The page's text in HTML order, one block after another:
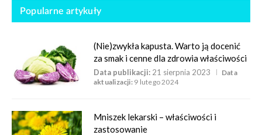
Popularne artykuły
(Nie)zwykła kapusta. Warto ją docenić
za smak i cenne dla zdrowia właściwości
Data publikacji: 21 sierpnia 2023
Data
aktualizacji: 9 lutego 2024
Mniszek lekarski – właściwości i
zastosowanie